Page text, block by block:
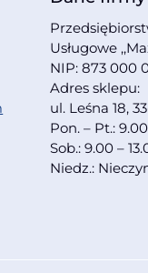
Usługowe
NIP: 873 000
Adres sklepu:
ul. Leśna 18,
Pon. – Pt.:
Sob.: 9.00 –
Niedz.: